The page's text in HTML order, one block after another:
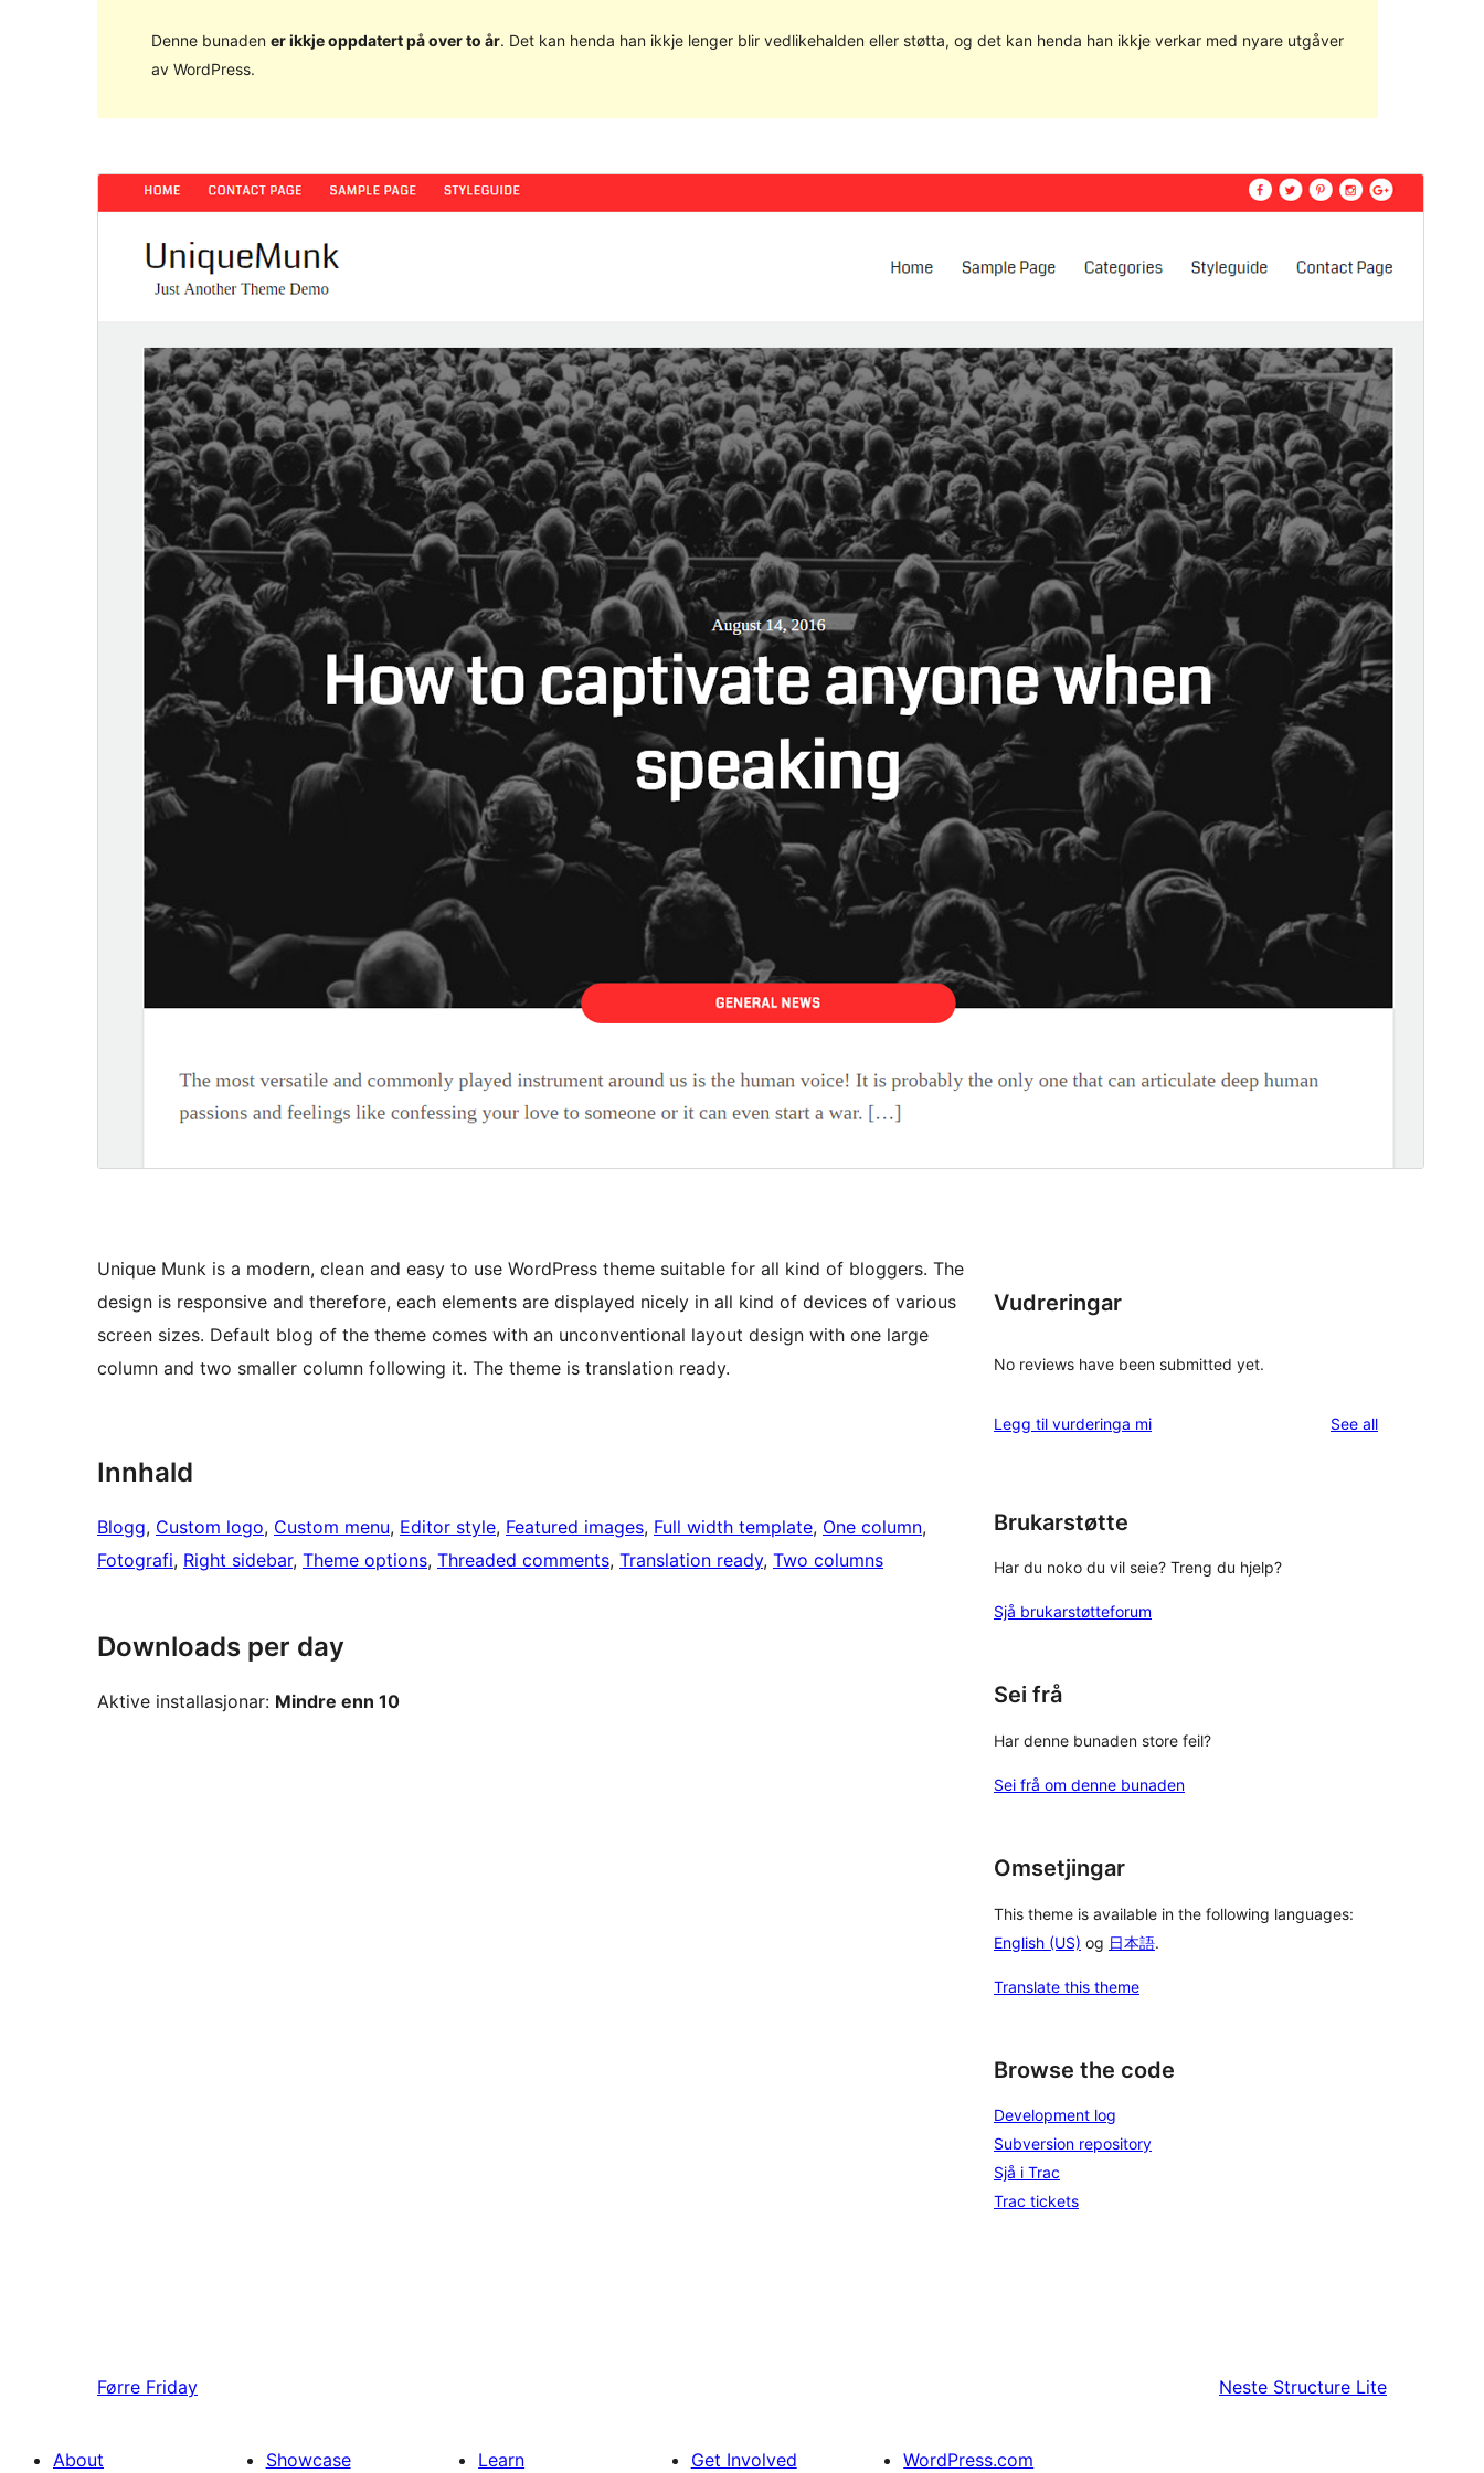
Denne bunaden er ikkje oppdatert på over to år. Det kan henda han ikkje lenger blir vedlikehalden eller støtta, og det kan henda han ikkje verkar med nyare utgåver
av WordPress.
Last updated
1. mars 2017
Unique Munk is a modern, clean and easy to use WordPress theme suitable for all kind of bloggers. The
design is responsive and therefore, each elements are displayed nicely in all kind of devices of various
screen sizes. Default blog of the theme comes with an unconventional layout design with one large
column and two smaller column following it. The theme is translation ready.
Innhald
Blogg, Custom logo, Custom menu, Editor style, Featured images, Full width template, One column
Fotografi, Right sidebar, Theme options, Threaded comments, Translation ready, Two columns
Downloads per day
Aktive installasjonar: Mindre enn 10
Vudreringar
No reviews have been submitted yet.
Legg til vurderinga mi See allreviews
Brukarstøtte
Har du noko du vil seie? Treng du hjelp?
Sjå brukarstøtteforum
Sei frå
Har denne bunaden store feil?
Sei frå om denne bunaden
Omsetjingar
This theme is available in the following languages:
English (US) og 日本語.
Translate this theme
Browse the code
Development log
Subversion repository
Sjå i Trac
Trac tickets
Førre Friday Neste Structure Lite
About Showcase Learn Get Involved WordPress.com